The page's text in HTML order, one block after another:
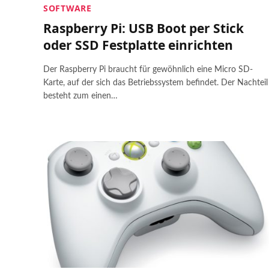
auf dem
installieren
Ultraschallsensor
HC-SR04
433 MHz
Funk
teilen
Node.js Webserver installieren und
SSL Zertifikat kostenlos mit Let’s
Encrypt
Eigenen WordPress-Server
installieren
an ESP8266
Remote Spotify Player im Smart
Home
eQ-3 Thermostat im Smart Home
SOFTWARE
Raspberry Pi: USB Boot per Stick
oder SSD Festplatte einrichten
Der Raspberry Pi braucht für gewöhnlich eine Micro SD-
Karte, auf der sich das Betriebssystem befindet. Der Nachteil
besteht zum einen…